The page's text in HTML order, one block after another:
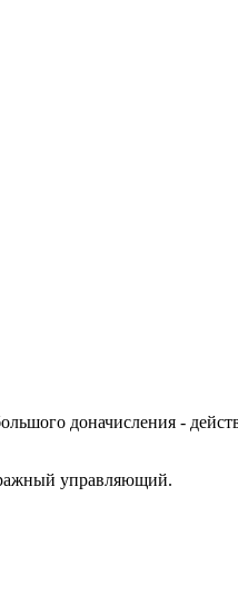
доначисления -
управляющий.